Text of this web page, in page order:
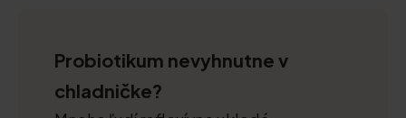
Probiotikum nevyhnutne v
chladničke?